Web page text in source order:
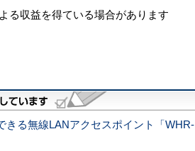
る収益を得ている場合があります
きる無線LANアクセスポイント「WHR-